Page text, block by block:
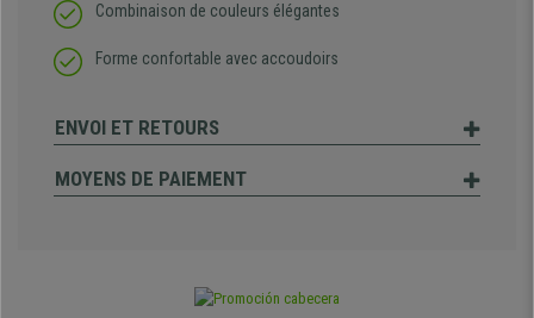
Combinaison de couleurs élégantes
Forme confortable avec accoudoirs
ENVOI ET RETOURS
MOYENS DE PAIEMENT